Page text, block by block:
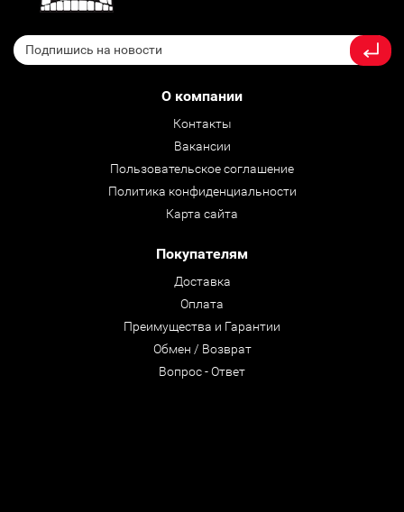
О компании
Контакты
Вакансии
Пользовательское соглашение
Политика конфиденциальности
Карта сайта
Покупателям
Доставка
Оплата
Преимущества и Гарантии
Обмен / Возврат
Вопрос - Ответ